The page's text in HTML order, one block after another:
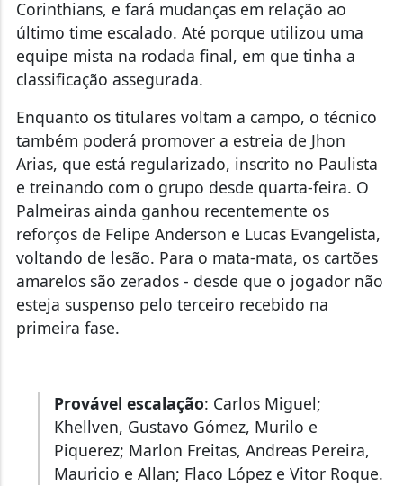
Corinthians, e fará mudanças em relação ao
último time escalado. Até porque utilizou uma
equipe mista na rodada final, em que tinha a
classificação assegurada.
Enquanto os titulares voltam a campo, o técnico
também poderá promover a estreia de Jhon
Arias, que está regularizado, inscrito no Paulista
e treinando com o grupo desde quarta-feira. O
Palmeiras ainda ganhou recentemente os
reforços de Felipe Anderson e Lucas Evangelista,
voltando de lesão. Para o mata-mata, os cartões
amarelos são zerados - desde que o jogador não
esteja suspenso pelo terceiro recebido na
primeira fase.
Provável escalação: Carlos Miguel;
Khellven, Gustavo Gómez, Murilo e
Piquerez; Marlon Freitas, Andreas Pereira,
Mauricio e Allan; Flaco López e Vitor Roque.